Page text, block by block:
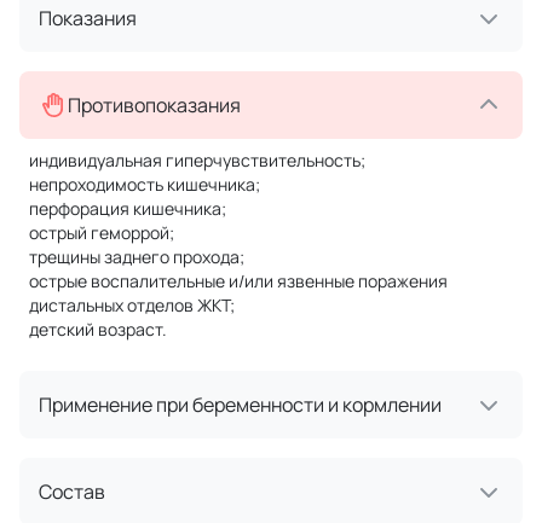
Показания
Противопоказания
индивидуальная гиперчувствительность;
непроходимость кишечника;
перфорация кишечника;
острый геморрой;
трещины заднего прохода;
острые воспалительные и/или язвенные поражения
дистальных отделов ЖКТ;
детский возраст.
Применение при беременности и кормлении
Состав